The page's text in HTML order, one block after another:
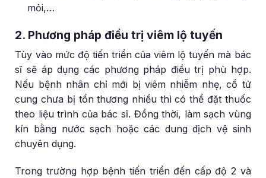
mỏi,…
2. Phương pháp điều trị viêm lộ tuyến
Tùy vào mức độ tiến triển của viêm lộ tuyến mà bác
sĩ sẽ áp dụng các phương pháp điều trị phù hợp.
Nếu bệnh nhân chỉ mới bị viêm nhiễm nhẹ, cổ tử
cung chưa bị tổn thương nhiều thì có thể đặt thuốc
theo liệu trình của bác sĩ. Đồng thời, làm sạch vùng
kín bằng nước sạch hoặc các dung dịch vệ sinh
chuyên dụng.
Trong trường hợp bệnh tiến triển đến cấp độ 2 và